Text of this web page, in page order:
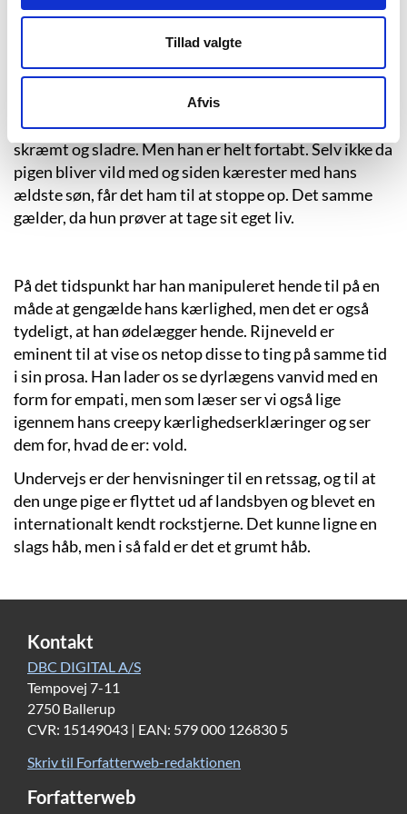
Tillad valgte
Afvis
opslugt af sin selvdestruktive kærlighed til dette barn.
Han forfører hende ikke mindst ved hjælp af
som han introducerer hende for og gør til deres fælles
sprog. I lang tid er han tilbageholdende med de fysiske
tilnærmelser, fordi han ikke vil have, hun skal blive
skræmt og sladre. Men han er helt fortabt. Selv ikke da
pigen bliver vild med og siden kærester med hans
ældste søn, får det ham til at stoppe op. Det samme
gælder, da hun prøver at tage sit eget liv.
På det tidspunkt har han manipuleret hende til på en
måde at gengælde hans kærlighed, men det er også
tydeligt, at han ødelægger hende. Rijneveld er
eminent til at vise os netop disse to ting på samme tid
i sin prosa. Han lader os se dyrlægens vanvid med en
form for empati, men som læser ser vi også lige
igennem hans creepy kærlighedserklæringer og ser
dem for, hvad de er: vold.
Undervejs er der henvisninger til en retssag, og til at
den unge pige er flyttet ud af landsbyen og blevet en
internationalt kendt rockstjerne. Det kunne ligne en
slags håb, men i så fald er det et grumt håb.
Kontakt
DBC DIGITAL A/S
Tempovej 7-11
2750 Ballerup
CVR: 15149043 | EAN: 579 000 126830 5
Skriv til Forfatterweb-redaktionen
Forfatterweb